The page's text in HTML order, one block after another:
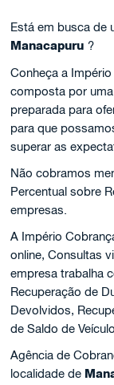
Está em busca de
Manacapuru ?
Conheça a
composta por
preparada para
para que
superar as
Não cobramos
Percentual sobre
empresas.
A Império
online, Consultas
empresa trabalha
Recuperação de
Devolvidos,
de Saldo de
Agência de
localidade de